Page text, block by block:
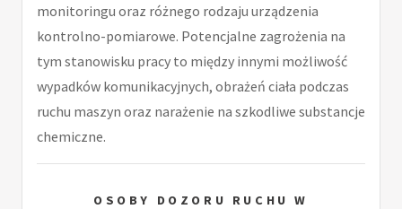
monitoringu oraz różnego rodzaju urządzenia
kontrolno-pomiarowe. Potencjalne zagrożenia na
tym stanowisku pracy to między innymi możliwość
wypadków komunikacyjnych, obrażeń ciała podczas
ruchu maszyn oraz narażenie na szkodliwe substancje
chemiczne.
OSOBY DOZORU RUCHU W